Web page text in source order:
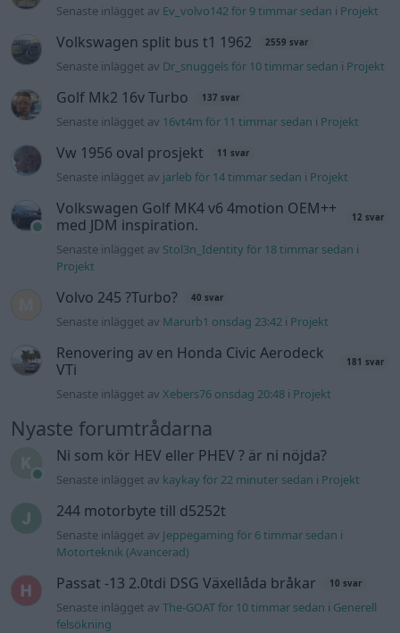
Senaste inlägget av Ev_volvo142 för 9 timmar sedan i Projekt
Volkswagen split bus t1 1962 2559 svar
Senaste inlägget av Dr_snuggels för 10 timmar sedan i Projekt
Golf Mk2 16v Turbo 137 svar
Senaste inlägget av 16vt4m för 11 timmar sedan i Projekt
Vw 1956 oval prosjekt 11 svar
Senaste inlägget av jarleb för 14 timmar sedan i Projekt
Volkswagen Golf MK4 v6 4motion OEM++
med JDM inspiration.
12 svar
Senaste inlägget av Stol3n_Identity för 18 timmar sedan i
Projekt
Volvo 245 ?Turbo? 40 svar
Senaste inlägget av Marurb1 onsdag 23:42 i Projekt
Renovering av en Honda Civic Aerodeck
VTi
181 svar
Senaste inlägget avXebers76 onsdag 20:48 i Projekt
Nyaste forumtrådarna
Ni som kör HEV eller PHEV ? är ni nöjda?
Senaste inlägget av kaykay för 22 minuter sedan i Projekt
244 motorbyte till d5252t
Senaste inlägget av Jeppegaming för 6 timmar sedan i
Motorteknik (Avancerad)
Passat -13 2.0tdi DSG Växellåda bråkar 10 svar
Senaste inlägget avThe-GOAT för 10 timmar sedan i Generell
felsökning